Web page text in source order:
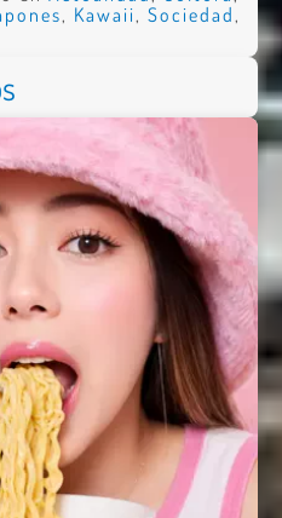
, Kawaii, Sociedad ,
Enviar